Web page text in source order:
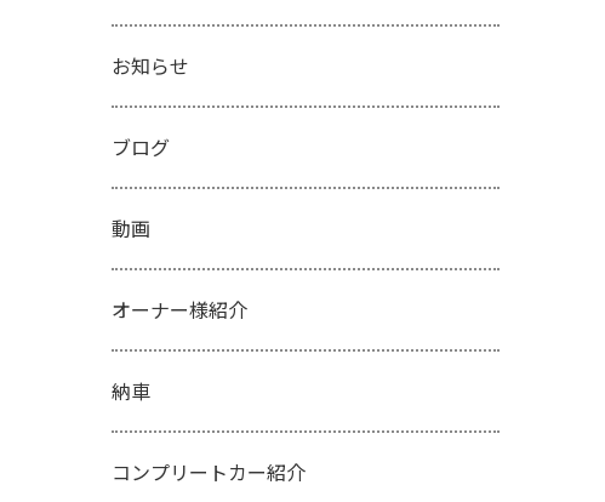
お知らせ
ブログ
動画
オーナー様紹介
納車
コンプリートカー紹介